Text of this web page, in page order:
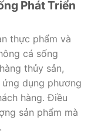
Phát Triển
thực phẩm và
cá sống
thủy sản,
dụng phương
hàng. Điều
sản phẩm mà